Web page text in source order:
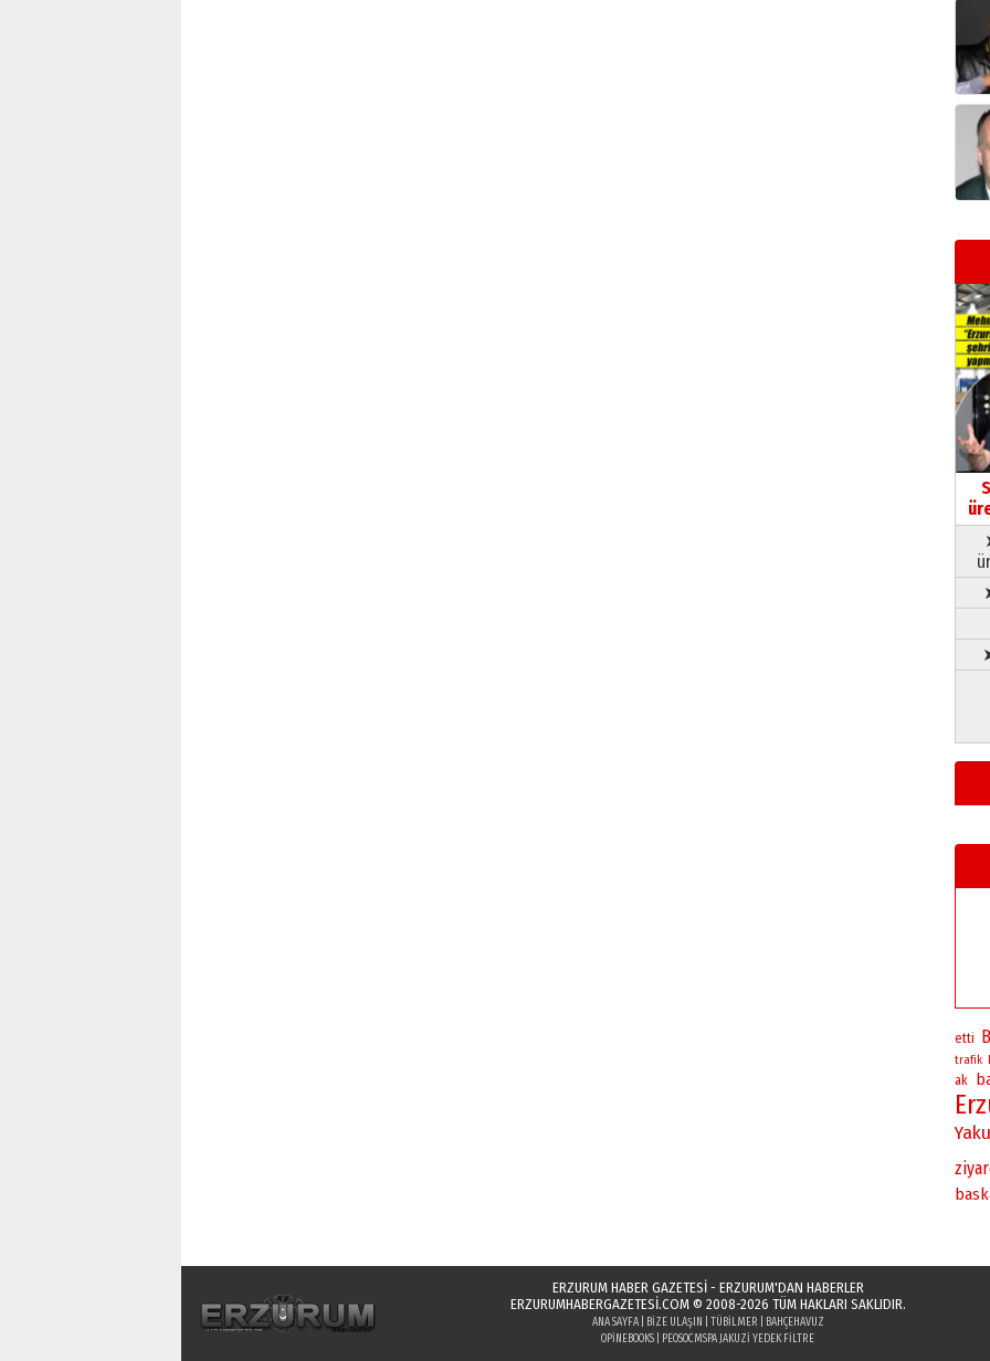
etti
trafik
ak
ERZURUM HABER GAZETESİ - ERZURUM'DAN HABERLER
ERZURUMHABERGAZETESI.COM© 2008-2026 TÜM HAKLARI SAKLIDIR.
ANA SAYFA| BIZE ULAŞIN TÜBILMER
BAHÇEHAVUZ
OPINEBOOKS
PEOSOCMSPA JAKUZI YEDEK FILTRE